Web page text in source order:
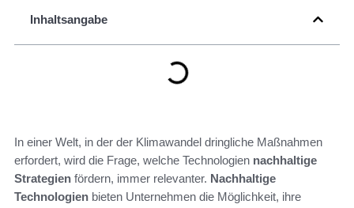
Inhaltsangabe
In einer Welt, in der der Klimawandel dringliche Maßnahmen
erfordert, wird die Frage, welche Technologien nachhaltige
Strategien fördern, immer relevanter. Nachhaltige
Technologien bieten Unternehmen die Möglichkeit, ihre